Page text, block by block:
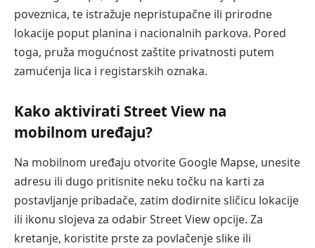
poveznica, te istražuje nepristupačne ili prirodne
lokacije poput planina i nacionalnih parkova. Pored
toga, pruža mogućnost zaštite privatnosti putem
zamućenja lica i registarskih oznaka.
Kako aktivirati Street View na
mobilnom uređaju?
Na mobilnom uređaju otvorite Google Mapse, unesite
adresu ili dugo pritisnite neku točku na karti za
postavljanje pribadače, zatim dodirnite sličicu lokacije
ili ikonu slojeva za odabir Street View opcije. Za
kretanje, koristite prste za povlačenje slike ili